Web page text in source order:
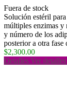
Fuera de stock
Solución estéril
múltiples enzimas y
y número de los
posterior a otra fase
$2,300.00
Detalles Ver detalles